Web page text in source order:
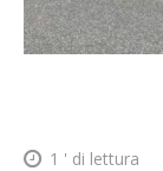
1 ' di lettura